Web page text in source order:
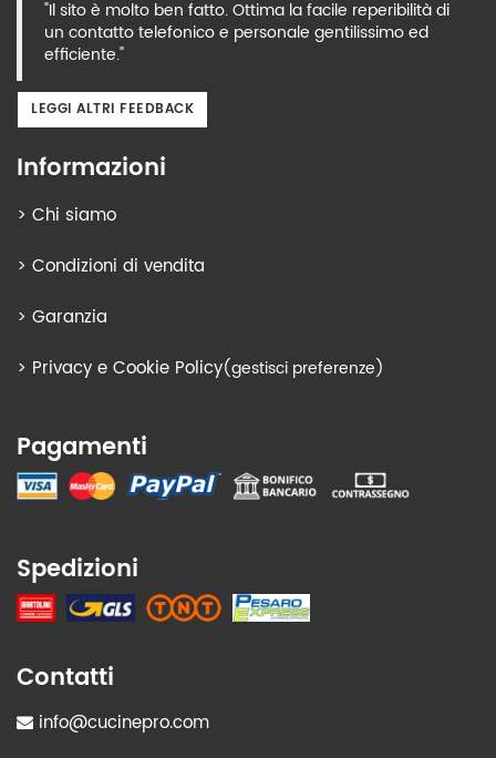
"Il sito è molto ben fatto. Ottima la facile reperibilità di
un contatto telefonico e personale gentilissimo ed
efficiente."
LEGGI ALTRI FEEDBACK
Informazioni
> Chi siamo
> Condizioni di vendita
> Garanzia
> Privacy e Cookie Policy(gestisci preferenze)
Pagamenti
Spedizioni
Contatti
info@cucinepro.com